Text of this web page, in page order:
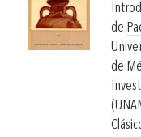
de
de